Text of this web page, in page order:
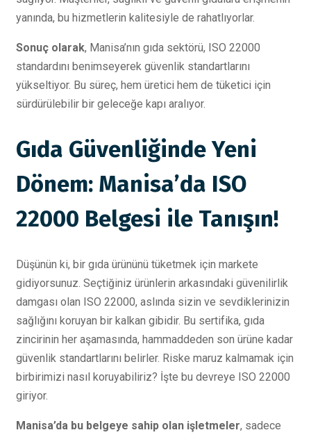
yanında, bu hizmetlerin kalitesiyle de rahatlıyorlar.
Sonuç olarak, Manisa’nın gıda sektörü, ISO 22000
standardını benimseyerek güvenlik standartlarını
yükseltiyor. Bu süreç, hem üretici hem de tüketici için
sürdürülebilir bir geleceğe kapı aralıyor.
Gıda Güvenliğinde Yeni
Dönem: Manisa’da ISO
22000 Belgesi ile Tanışın!
Düşünün ki, bir gıda ürününü tüketmek için markete
gidiyorsunuz. Seçtiğiniz ürünlerin arkasındaki güvenilirlik
damgası olan ISO 22000, aslında sizin ve sevdiklerinizin
sağlığını koruyan bir kalkan gibidir. Bu sertifika, gıda
zincirinin her aşamasında, hammaddeden son ürüne kadar
güvenlik standartlarını belirler. Riske maruz kalmamak için
birbirimizi nasıl koruyabiliriz? İşte bu devreye ISO 22000
giriyor.
Manisa’da bu belgeye sahip olan işletmeler, sadece